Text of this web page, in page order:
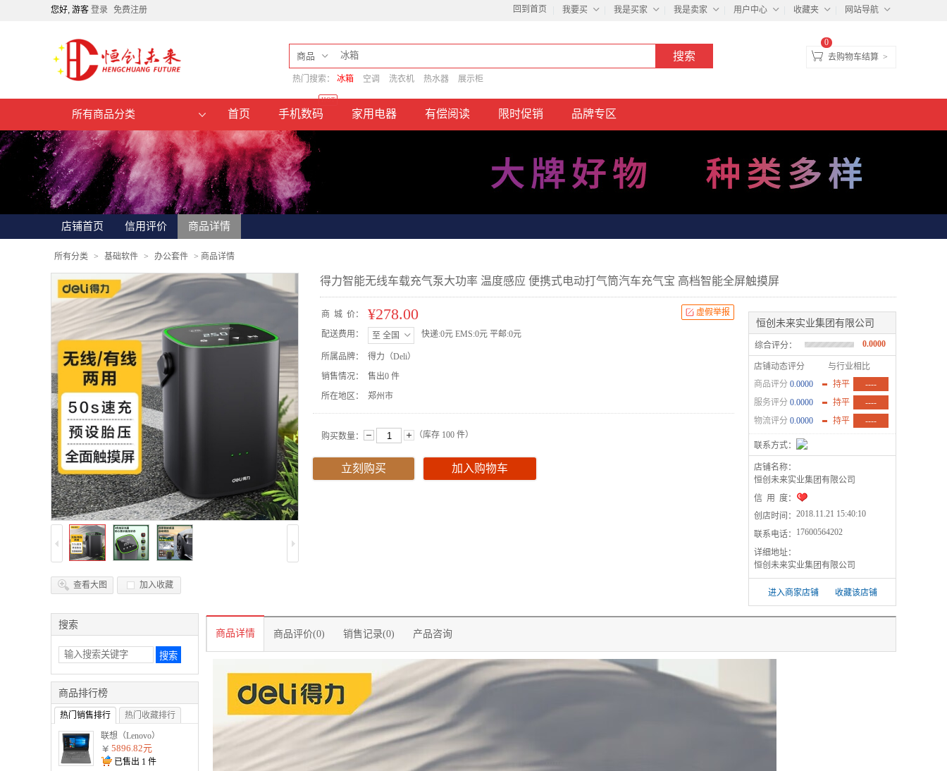
您好, 游客 登录 免费注册 回到首页 我要买 我是买家 我是卖家 用户中心 收藏夹 网站导航
商品
热门搜索： 冰箱 空调 洗衣机 热水器 展示柜
去购物车结算 >
0
所有商品分类 首页 手机数码
HOT
家用电器 有偿阅读 限时促销 品牌专区
店铺首页 信用评价 商品详情
所有分类 > 基础软件 > 办公套件 > 商品详情
查看大图 加入收藏
得力智能无线车载充气泵大功率 温度感应 便携式电动打气筒汽车充气宝 高档智能全屏触摸屏
商 城 价： ¥278.00 虚假举报
配送费用： 至 全国 快递:0元 EMS:0元 平邮:0元
所属品牌：
得力（Deli）
销售情况：
售出0 件
所在地区：
郑州市
购买数量： （库存 100 件）
立刻购买 加入购物车
恒创未来实业集团有限公司
综合评分： 0.0000
店铺动态评分
与行业相比
商品评分 0.0000 持平
----
服务评分 0.0000 持平
----
物流评分 0.0000 持平 ----
联系方式：
店铺名称：
恒创未来实业集团有限公司
信 用 度：
创店时间： 2018.11.21 15:40:10
联系电话： 17600564202
详细地址：
恒创未来实业集团有限公司
进入商家店铺 收藏该店铺
搜索
商品排行榜
热门销售排行 热门收藏排行
联想（Lenovo）
V330-14 I5-8250U
8G 1T 2G独显 无光
驱 W10 灰
5896.82元
已售出 1 件
商品详情 商品评价(0) 销售记录(0) 产品咨询